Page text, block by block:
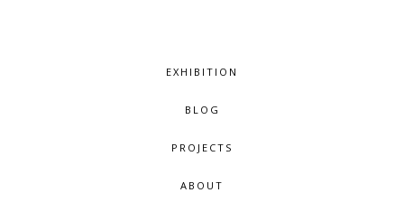
EXHIBITION
BLOG
PROJECTS
ABOUT